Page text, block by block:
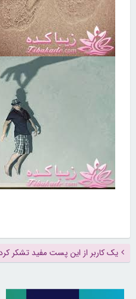
یک کاربر از این پست مفید تشکر